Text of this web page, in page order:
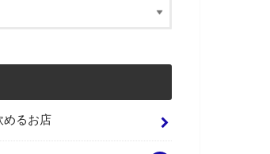
めるお店